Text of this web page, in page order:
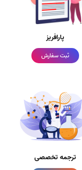
پارافریز
ثبت سفارش
ترجمه تخصصی